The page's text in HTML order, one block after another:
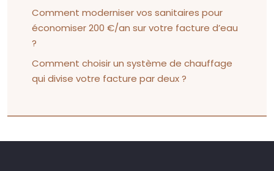
Comment moderniser vos sanitaires pour
économiser 200 €/an sur votre facture d’eau
?
Comment choisir un système de chauffage
qui divise votre facture par deux ?